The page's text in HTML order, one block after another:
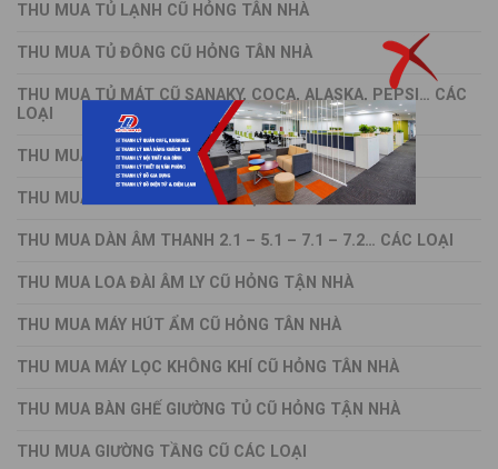
THU MUA TỦ LẠNH CŨ HỎNG TÂN NHÀ
THU MUA TỦ ĐÔNG CŨ HỎNG TÂN NHÀ
THU MUA TỦ MÁT CŨ SANAKY, COCA, ALASKA, PEPSI… CÁC
LOẠI
THU MUA MÁY GIẶT CŨ HỎNG TÂN NHÀ
THU MUA MÁY SẤY CŨ CÁC LOẠI
THU MUA DÀN ÂM THANH 2.1 – 5.1 – 7.1 – 7.2… CÁC LOẠI
THU MUA LOA ĐÀI ÂM LY CŨ HỎNG TẬN NHÀ
THU MUA MÁY HÚT ẨM CŨ HỎNG TÂN NHÀ
THU MUA MÁY LỌC KHÔNG KHÍ CŨ HỎNG TÂN NHÀ
THU MUA BÀN GHẾ GIƯỜNG TỦ CŨ HỎNG TẬN NHÀ
THU MUA GIƯỜNG TẦNG CŨ CÁC LOẠI